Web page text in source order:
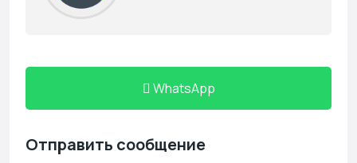
WhatsApp
Отправить сообщение